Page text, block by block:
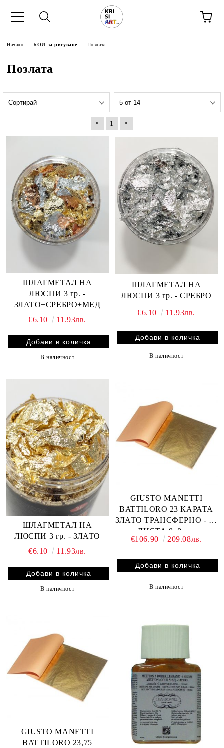
Начало БОИ за рисуване Позлата
Позлата
« 1 »
ШЛАГМЕТАЛ НА
ЛЮСПИ 3 гр. -
ЗЛАТО+СРЕБРО+МЕД
€6.10
11.93лв.
В наличност
ШЛАГМЕТАЛ НА
ЛЮСПИ 3 гр. - СРЕБРО
€6.10 11.93лв.
В наличност
ШЛАГМЕТАЛ НА
ЛЮСПИ 3 гр. - ЗЛАТО
€6.10
11.93лв.
В наличност
GIUSTO MANETTI
BATTILORO 23 КАРАТА
ЗЛАТО ТРАНСФЕРНО - 25
ЛИСТА 8x8 см.
€106.90
209.08лв.
В наличност
GIUSTO MANETTI
BATTILORO 23,75